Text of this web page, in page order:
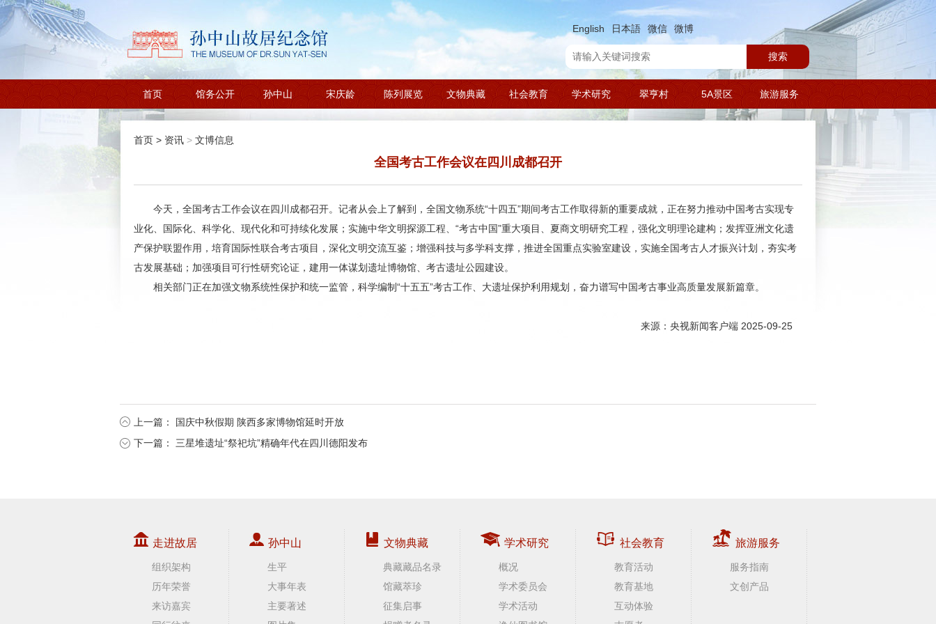
English 日本語 微信 微博
搜索
首页 馆务公开 孙中山 宋庆龄 陈列展览 文物典藏 社会教育 学术研究 翠亨村 5A景区 旅游服务
首页 > 资讯 > 文博信息
全国考古工作会议在四川成都召开
今天，全国考古工作会议在四川成都召开。记者从会上了解到，全国文物系统“十四五”期间考古工作取得新的重要成就，正在努力推动中国考古实现专
业化、国际化、科学化、现代化和可持续化发展；实施中华文明探源工程、“考古中国”重大项目、夏商文明研究工程，强化文明理论建构；发挥亚洲文化遗
产保护联盟作用，培育国际性联合考古项目，深化文明交流互鉴；增强科技与多学科支撑，推进全国重点实验室建设，实施全国考古人才振兴计划，夯实考
古发展基础；加强项目可行性研究论证，建用一体谋划遗址博物馆、考古遗址公园建设。
相关部门正在加强文物系统性保护和统一监管，科学编制“十五五”考古工作、大遗址保护利用规划，奋力谱写中国考古事业高质量发展新篇章。
来源：央视新闻客户端 2025-09-25
上一篇：
国庆中秋假期 陕西多家博物馆延时开放
下一篇： 三星堆遗址“祭祀坑”精确年代在四川德阳发布
走进故居
组织架构
历年荣誉
来访嘉宾
孙中山
生平
大事年表
主要著述
文物典藏
典藏藏品名录
馆藏萃珍
征集启事
学术研究
概况
学术委员会
学术活动
社会教育
教育活动
教育基地
互动体验
旅游服务
服务指南
文创产品